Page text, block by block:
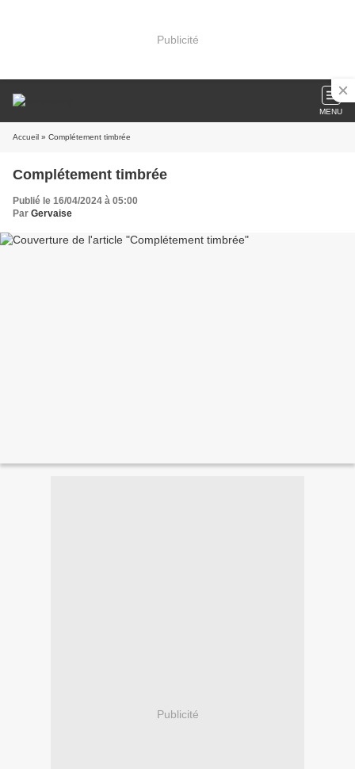
Publicité
MENU
Accueil » Complétement timbrée
Complétement timbrée
Publié le 16/04/2024 à 05:00
Par Gervaise
Publicité